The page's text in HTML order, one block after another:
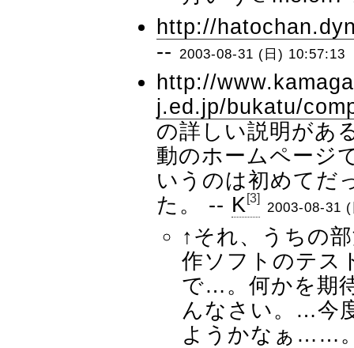
http://
--
2003-08-31 (日) 10:57:13
http://
j.ed.jp/bukatu/
の詳しい説明があ
動のホームページ
いうのは初めてだ
た。 -- K[3]
2003-08-31
↑それ、うちの
作ソフトのテス
で…。何かを期
んなさい。…今
ようかなぁ……